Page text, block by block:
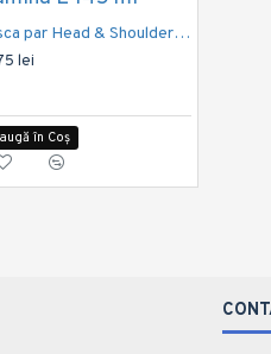
Masca par Head & Shoulders Ingrijire cu Vitamina E 145 ml
lei
în Coș